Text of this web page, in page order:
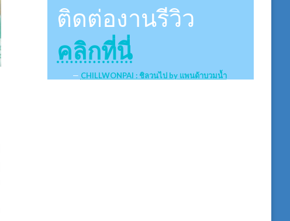
ติดต่องานรีวิว
คลิกที่นี่
CHILLWONPAI : ชิลวนไป by แพนด้าบวมน้ำ